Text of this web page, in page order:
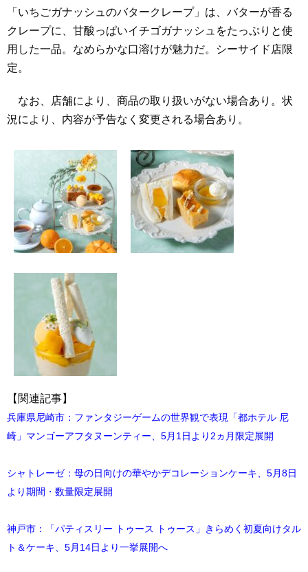
「いちごガナッシュのバタークレープ」は、バターが香る
クレープに、甘酸っぱいイチゴガナッシュをたっぷりと使
用した一品。なめらかな口溶けが魅力だ。シーサイド店限
定。
なお、店舗により、商品の取り扱いがない場合あり。状
況により、内容が予告なく変更される場合あり。
【関連記事】
兵庫県尼崎市：ファンタジーゲームの世界観で表現「都ホテル 尼
崎」マンゴーアフタヌーンティー、5月1日より2ヵ月限定展開
シャトレーゼ：母の日向けの華やかデコレーションケーキ、5月8日
より期間・数量限定展開
神戸市：「パティスリー トゥース トゥース」きらめく初夏向けタル
ト＆ケーキ、5月14日より一挙展開へ